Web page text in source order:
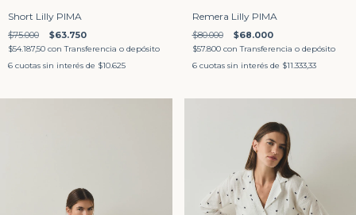
Short Lilly PIMA
$75.000 $63.750
$54.187,50 con Transferencia o depósito
6 cuotas sin interés de $10.625
Remera Lilly PIMA
$80.000 $68.000
$57.800 con Transferencia o depósito
6 cuotas sin interés de $11.333,33